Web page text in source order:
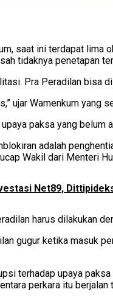
saat ini terdapat lima
tidaknya penetapan
Pra Peradilan bisa
ujar Wamenkum yang
paksa yang
adalah
Wakil dari Menteri
Net89,
harus dilakukan
gugur ketika masuk
terhadap upaya
perkara itu